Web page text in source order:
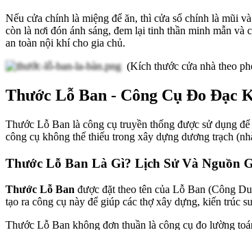
Nếu cửa chính là miệng để ăn, thì cửa sổ chính là mũi
còn là nơi đón ánh sáng, đem lại tinh thần minh mẫn
an toàn nội khí cho gia chủ.
(Kích thước cửa nhà theo
Thước Lỗ Ban - Công Cụ Đo Đạc
Thước Lỗ Ban là công cụ truyền thống được sử dụng
công cụ không thể thiếu trong xây dựng dương trạch
Thước Lỗ Ban Là Gì? Lịch Sử Và Nguồn
Thước Lỗ Ban được đặt theo tên của Lỗ Ban (Công
tạo ra công cụ này để giúp các thợ xây dựng, kiến trúc
Thước Lỗ Ban không đơn thuần là công cụ đo lường